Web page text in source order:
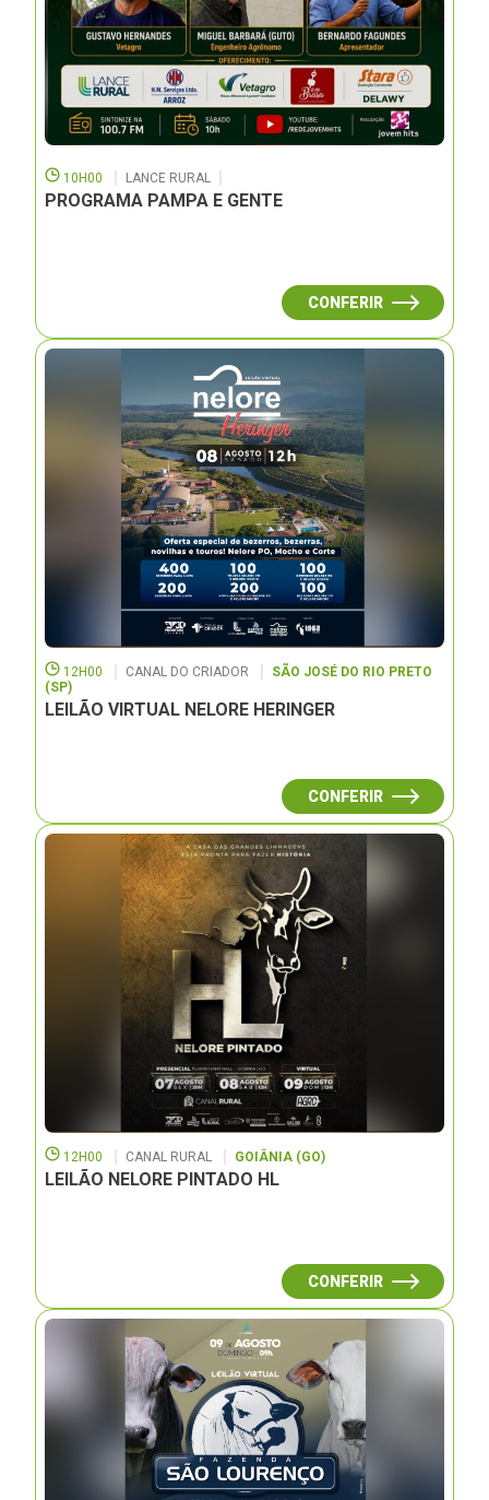
10H00 LANCE RURAL
PROGRAMA PAMPA E GENTE
CONFERIR
12H00 CANAL DO CRIADOR
SÃO JOSÉ DO RIO PRETO
(SP)
LEILÃO VIRTUAL NELORE HERINGER
CONFERIR
12H00 CANAL RURAL GOIÂNIA (GO)
LEILÃO NELORE PINTADO HL
CONFERIR